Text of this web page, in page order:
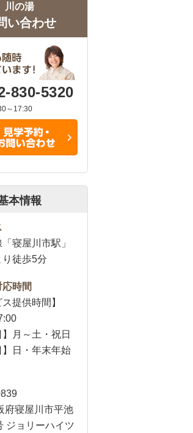
川の湯
い合わせ
830-5320
～17:30
本情報
寝屋川市駅」
徒歩5分
時間
ス提供時間】
】月～土・祝日
】日・年末年始
府寝屋川市平池
ジョリーハイツ